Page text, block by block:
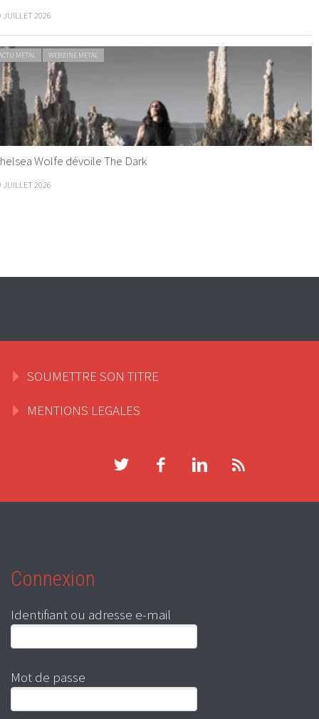
JUILLET 2026
METAL WEBZINE METAL
Wolfe dévoile The Dark
JUILLET 2026
SOUMETTRE SON TITRE
MENTIONS LEGALES
Connexion
Identifiant ou adresse e-mail
Mot de passe